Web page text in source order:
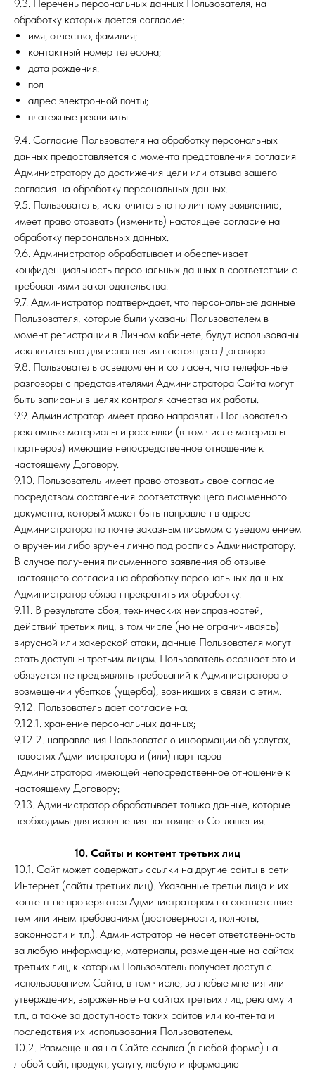
9.3. Перечень персональных данных Пользователя, на
обработку которых дается согласие:
имя, отчество, фамилия;
контактный номер телефона;
дата рождения;
пол
адрес электронной почты;
платежные реквизиты.
9.4. Согласие Пользователя на обработку персональных
данных предоставляется с момента представления согласия
Администратору до достижения цели или отзыва вашего
согласия на обработку персональных данных.
9.5. Пользователь, исключительно по личному заявлению,
имеет право отозвать (изменить) настоящее согласие на
обработку персональных данных.
9.6. Администратор обрабатывает и обеспечивает
конфиденциальность персональных данных в соответствии с
требованиями законодательства.
9.7. Администратор подтверждает, что персональные данные
Пользователя, которые были указаны Пользователем в
момент регистрации в Личном кабинете, будут использованы
исключительно для исполнения настоящего Договора.
9.8. Пользователь осведомлен и согласен, что телефонные
разговоры с представителями Администратора Сайта могут
быть записаны в целях контроля качества их работы.
9.9. Администратор имеет право направлять Пользователю
рекламные материалы и рассылки (в том числе материалы
партнеров) имеющие непосредственное отношение к
настоящему Договору.
9.10. Пользователь имеет право отозвать свое согласие
посредством составления соответствующего письменного
документа, который может быть направлен в адрес
Администратора по почте заказным письмом с уведомлением
о вручении либо вручен лично под роспись Администратору.
В случае получения письменного заявления об отзыве
настоящего согласия на обработку персональных данных
Администратор обязан прекратить их обработку.
9.11. В результате сбоя, технических неисправностей,
действий третьих лиц, в том числе (но не ограничиваясь)
вирусной или хакерской атаки, данные Пользователя могут
стать доступны третьим лицам. Пользователь осознает это и
обязуется не предъявлять требований к Администратора о
возмещении убытков (ущерба), возникших в связи с этим.
9.12. Пользователь дает согласие на:
9.12.1. хранение персональных данных;
9.12.2. направления Пользователю информации об услугах,
новостях Администратора и (или) партнеров
Администратора имеющей непосредственное отношение к
настоящему Договору;
9.13. Администратор обрабатывает только данные, которые
необходимы для исполнения настоящего Соглашения.
10. Сайты и контент третьих лиц
10.1. Сайт может содержать ссылки на другие сайты в сети
Интернет (сайты третьих лиц). Указанные третьи лица и их
контент не проверяются Администратором на соответствие
тем или иным требованиям (достоверности, полноты,
законности и т.п.). Администратор не несет ответственность
за любую информацию, материалы, размещенные на сайтах
третьих лиц, к которым Пользователь получает доступ с
использованием Сайта, в том числе, за любые мнения или
утверждения, выраженные на сайтах третьих лиц, рекламу и
т.п., а также за доступность таких сайтов или контента и
последствия их использования Пользователем.
10.2. Размещенная на Сайте ссылка (в любой форме) на
любой сайт, продукт, услугу, любую информацию